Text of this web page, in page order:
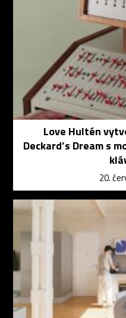
Love Hultén
Deckard’s Dream s
20.